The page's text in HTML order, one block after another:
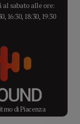
sabato alle ore:
16:30, 18:30, 19:30
di Piacenza